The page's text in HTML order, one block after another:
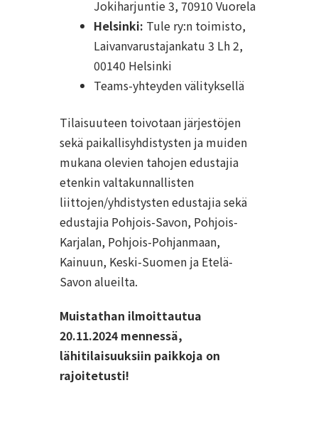
Jokiharjuntie 3, 70910 Vuorela
Helsinki: Tule ry:n toimisto,
Laivanvarustajankatu 3 Lh 2,
00140 Helsinki
Teams-yhteyden välityksellä
Tilaisuuteen toivotaan järjestöjen
sekä paikallisyhdistysten ja muiden
mukana olevien tahojen edustajia
etenkin valtakunnallisten
liittojen/yhdistysten edustajia sekä
edustajia Pohjois-Savon, Pohjois-
Karjalan, Pohjois-Pohjanmaan,
Kainuun, Keski-Suomen ja Etelä-
Savon alueilta.
Muistathan ilmoittautua
20.11.2024 mennessä,
lähitilaisuuksiin paikkoja on
rajoitetusti!